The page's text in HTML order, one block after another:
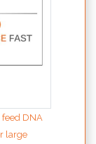
feed DNA
large